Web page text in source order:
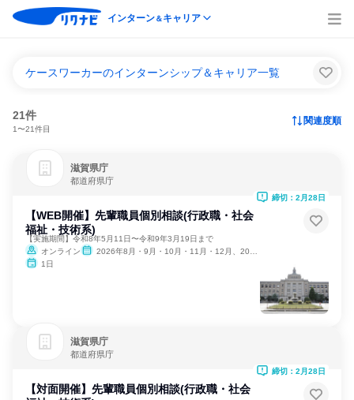
インターン＆キャリア
ケースワーカーのインターンシップ＆キャリア一覧
21件
1〜21件目
関連度順
滋賀県庁
都道府県庁
【WEB開催】先輩職員個別相談(行政職・社会
福祉・技術系)
【実施期間】令和8年5月11日〜令和9年3月19日まで
オンライン
2026年8月・9月・10月・11月・12月、2027年1月・2月
1日
締切：2月28日
滋賀県庁
都道府県庁
【対面開催】先輩職員個別相談(行政職・社会
締切：2月28日